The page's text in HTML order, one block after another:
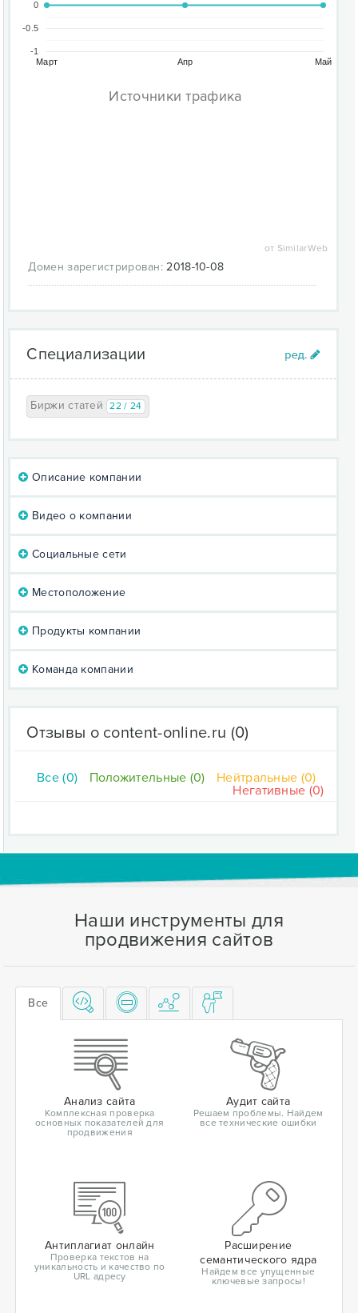
Март Апр Май
-1
-0.5
0
Источники трафика
от SimilarWeb
Домен зарегистрирован: 2018-10-08
Специализации
Биржи статей 22 / 24
Описание компании
Видео о компании
Социальные сети
Местоположение
Продукты компании
Команда компании
Отзывы о content-online.ru (0)
Все (0) Положительные (0)
Нейтральные (0)
Негативные (0)
Наши инструменты для
продвижения сайтов
Все
Анализ сайта
Комплексная проверка
основных показателей для
продвижения
Аудит сайта
Решаем проблемы. Найдем
все технические ошибки
Антиплагиат онлайн
Проверка текстов на
уникальность и качество по
URL адресу
Расширение
семантического ядра
Найдем все упущенные
ключевые запросы!